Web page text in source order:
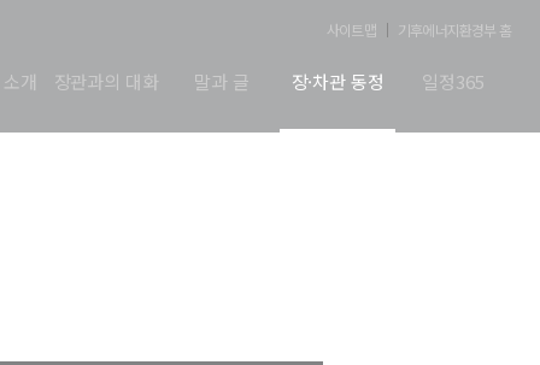
사이트맵 기후에너지환경부 홈
개 장관과의 대화 말과 글 장·차관 동정 일정365